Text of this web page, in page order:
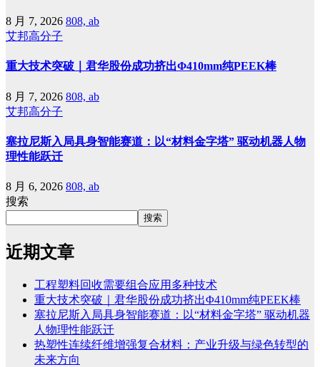
8 月 7, 2026 808, ab
艾邦高分子
重大技术突破｜君华股份成功挤出Φ410mm纯PEEK棒
8 月 7, 2026 808, ab
艾邦高分子
塞拉尼斯入局具身智能赛道：以“材料金字塔” 驱动机器人物
理性能跃迁
8 月 6, 2026 808, ab
搜索
搜索
近期文章
工程塑料回收需要组合应用多种技术
重大技术突破｜君华股份成功挤出Φ410mm纯PEEK棒
塞拉尼斯入局具身智能赛道：以“材料金字塔” 驱动机器
人物理性能跃迁
热塑性连续纤维增强复合材料：产业升级与绿色转型的
未来方向